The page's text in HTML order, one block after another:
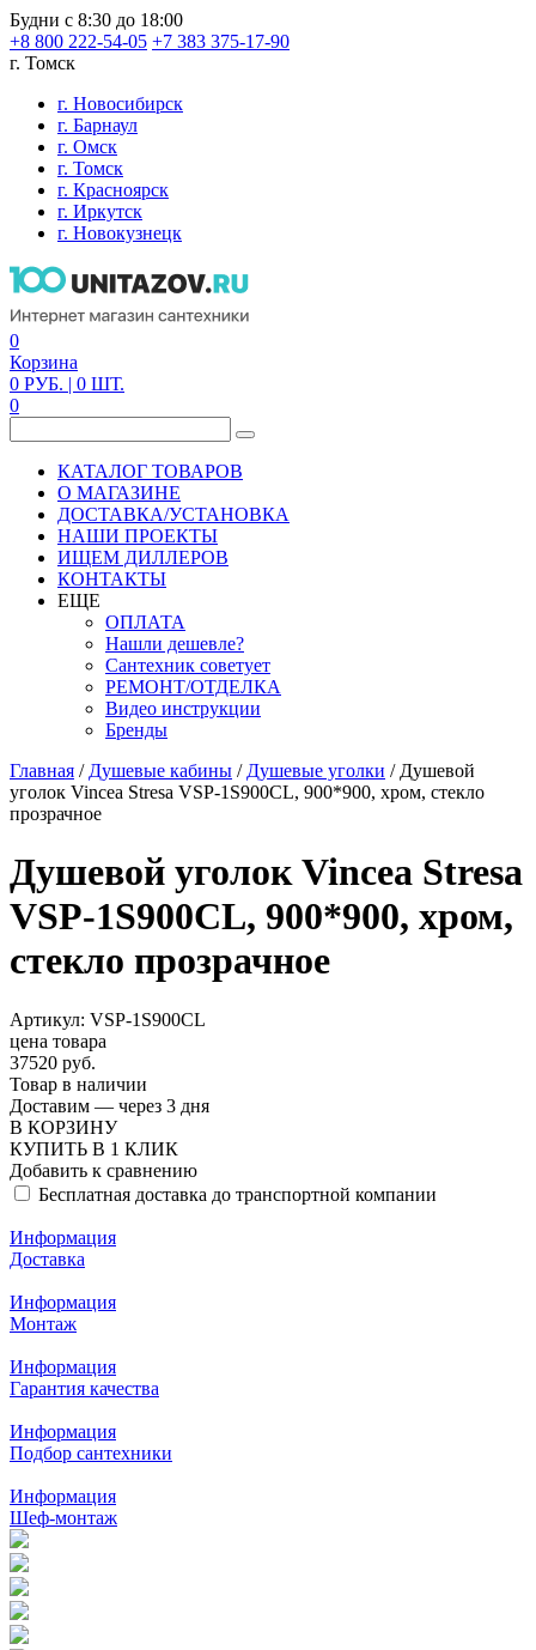
Будни с 8:30 до 18:00
+8 800 222-54-05 +7 383 375-17-90
г. Томск
г. Новосибирск
г. Барнаул
г. Омск
г. Томск
г. Красноярск
г. Иркутск
г. Новокузнецк
0
Корзина
0 РУБ. | 0 ШТ.
0
КАТАЛОГ ТОВАРОВ
О МАГАЗИНЕ
ДОСТАВКА/УСТАНОВКА
НАШИ ПРОЕКТЫ
ИЩЕМ ДИЛЛЕРОВ
КОНТАКТЫ
ЕЩЕ
ОПЛАТА
Нашли дешевле?
Сантехник советует
РЕМОНТ/ОТДЕЛКА
Видео инструкции
Бренды
Главная / Душевые кабины / Душевые уголки / Душевой
уголок Vincea Stresa VSP-1S900CL, 900*900, хром, стекло
прозрачное
Душевой уголок Vincea Stresa
VSP-1S900CL, 900*900, хром,
стекло прозрачное
Артикул: VSP-1S900CL
цена товара
37520 руб.
Товар в наличии
Доставим — через 3 дня
В КОРЗИНУ
КУПИТЬ В 1 КЛИК
Добавить к сравнению
Бесплатная доставка до транспортной компании
Информация
Доставка
Информация
Монтаж
Информация
Гарантия качества
Информация
Подбор сантехники
Информация
Шеф-монтаж